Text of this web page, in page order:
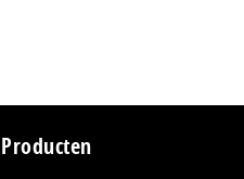
Producten